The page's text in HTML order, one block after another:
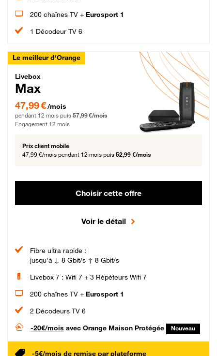
200 chaînes TV + Eurosport 1
1 Décodeur TV 6
Le meilleur d'Orange
Livebox Max Fibre
Livebox
Max
47,99 € par mois pendant 12 mois puis 57,99 € par mois, Engagement 12 mois
47,99 €/mois
pendant 12 mois puis 57,99 €/mois
Engagement 12 mois
Prix client mobile
47,99 €/mois pendant 12 mois puis 52,99 €/mois
Choisir cette offre
Voir le détail
Fibre ultra rapide :
jusqu'à ↓ 8 Gbit/s ↑ 8 Gbit/s
Livebox 7 : Wifi 7 + 3 Répéteurs Wifi 7
200 chaînes TV + Eurosport 1
2 Décodeurs TV 6
-20€/mois avec Orange Maison Protégée Nouveau
-5€/mois de remise par plateforme